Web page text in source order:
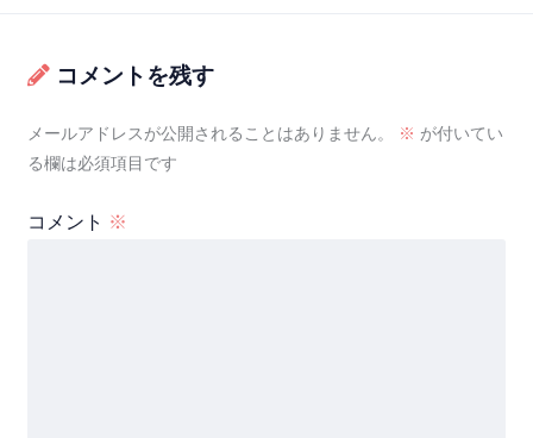
コメントを残す
メールアドレスが公開されることはありません。 ※ が付いてい
る欄は必須項目です
コメント ※